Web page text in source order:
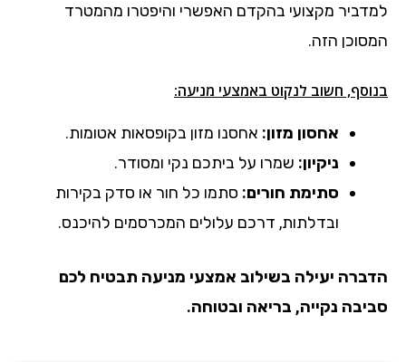
למדביר מקצועי בהקדם האפשרי והיפטרו מהמטרד
המסוכן הזה.
בנוסף, חשוב לנקוט באמצעי מניעה:
אחסון מזון: אחסנו מזון בקופסאות אטומות.
ניקיון: שמרו על ביתכם נקי ומסודר.
סתימת חורים: סתמו כל חור או סדק בקירות
ובדלתות, דרכם עלולים המכרסמים להיכנס.
הדברה יעילה בשילוב אמצעי מניעה תבטיח לכם
סביבה נקייה, בריאה ובטוחה.